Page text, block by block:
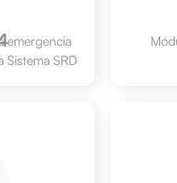
emergencia
Sistema SRD